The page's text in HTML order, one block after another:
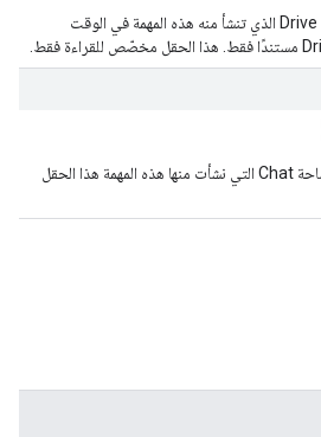
النتائج فقط. معلومات عن ملف Drive الذي تنشأ منه هذه المهمة في الوقت
النتائج فقط. معلومات حول مساحة Chat التي نشأت منها هذه المهمة هذا الحقل